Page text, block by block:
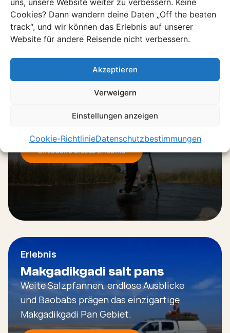
uns, unsere Website weiter zu verbessern. Keine
Cookies? Dann wandern deine Daten „Off the beaten
track“, und wir können das Erlebnis auf unserer
Website für andere Reisende nicht verbessern.
Akzeptieren
Verweigern
Einstellungen anzeigen
Cookie-RichtlinieDatenschutzbestimmungen
Alle Erlebnisse ansehen
Mokoro trip
Gleite in einem ausgehöhlten
Okavango-Deltas.
Entdecke dieses Erlebnis
Erlebnis
Makgadikgadi salt pans
Weite Salzpfannen, endlose Ausblicke
und Baobabs prägen das einzigartige
Makgadikgadi Pan Gebiet.